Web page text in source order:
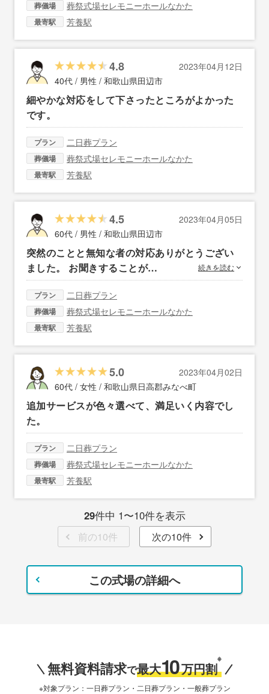
葬儀場 葬祭式場セレモニーホールなかた
最寄駅 芳養駅
4.8
2023年04月12日
40代 / 男性 / 和歌山県田辺市
細やかな対応をして下さったところがよかった
です。
プラン 二日葬プラン
葬儀場 葬祭式場セレモニーホールなかた
最寄駅 芳養駅
4.5
2023年04月05日
60代 / 男性 / 和歌山県田辺市
突然のことと無知な者の対応ありがとうござい
ました。 お聞きすることが…
続きを読む
プラン 二日葬プラン
葬儀場 葬祭式場セレモニーホールなかた
最寄駅 芳養駅
5.0
2023年04月02日
60代 / 女性 / 和歌山県日高郡みなべ町
追加サービスが色々選べて、満足いく内容でし
た。
プラン 二日葬プラン
葬儀場 葬祭式場セレモニーホールなかた
最寄駅 芳養駅
29件中 1〜10件を表示
前の10件 次の10件
この式場の詳細へ
無料資料請求で最大10万円割
※
※対象プラン：一日葬プラン・二日葬プラン・一般葬プラン